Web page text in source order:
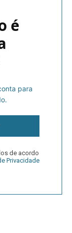
é
para
de acordo
Privacidade